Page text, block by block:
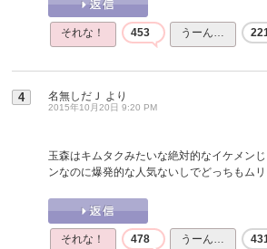
それな！ 453 うーん…
4 名無しだＪ より
2015年10月20日 9:20 PM
玉森はキムタクみたいな絶対的なイケメン
ンなのに爆発的な人気ないしでどっちもムリ
それな！ 478 うーん…